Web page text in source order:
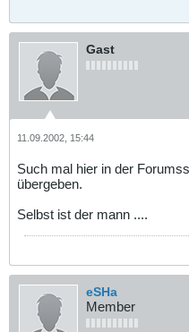
Gast
11.09.2002, 15:44
Such mal hier in der
übergeben.
Selbst ist der mann ....
eSHa
Member